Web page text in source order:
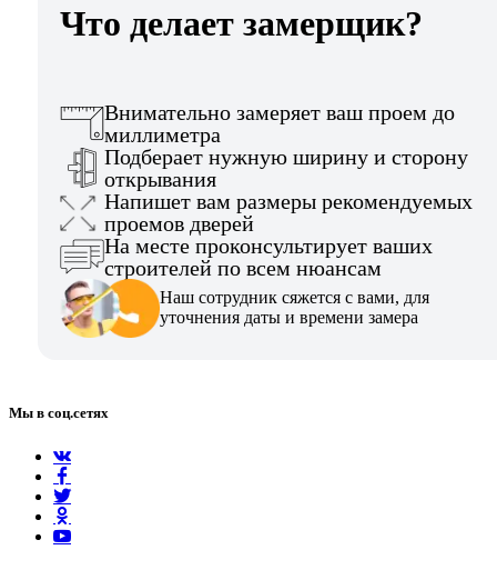
Что делает замерщик?
Внимательно замеряет ваш проем до
миллиметра
Подберает нужную ширину и сторону
открывания
Напишет вам размеры рекомендуемых
проемов дверей
На месте проконсультирует ваших
строителей по всем нюансам
Наш сотрудник сяжется с вами, для
уточнения даты и времени замера
Мы в соц.сетях